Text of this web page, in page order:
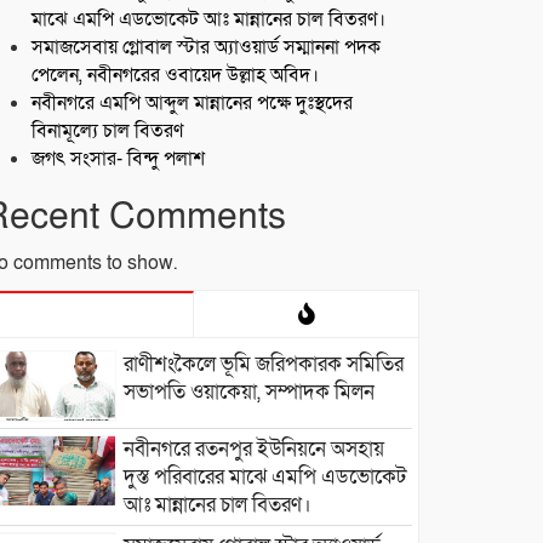
মাঝে এমপি এডভোকেট আঃ মান্নানের চাল বিতরণ।
সমাজসেবায় গ্লোবাল স্টার অ্যাওয়ার্ড সম্মাননা পদক
পেলেন, নবীনগরের ওবায়েদ উল্লাহ অবিদ।
নবীনগরে এমপি আব্দুল মান্নানের পক্ষে দুঃস্থদের
বিনামূল্যে চাল বিতরণ
জগৎ সংসার- বিন্দু পলাশ
Comments
comments to show.
রাণীশংকৈলে ভূমি জরিপকারক সমিতির
সভাপতি ওয়াকেয়া, সম্পাদক মিলন
নবীনগরে রতনপুর ইউনিয়নে অসহায়
দুস্ত পরিবারের মাঝে এমপি এডভোকেট
আঃ মান্নানের চাল বিতরণ।